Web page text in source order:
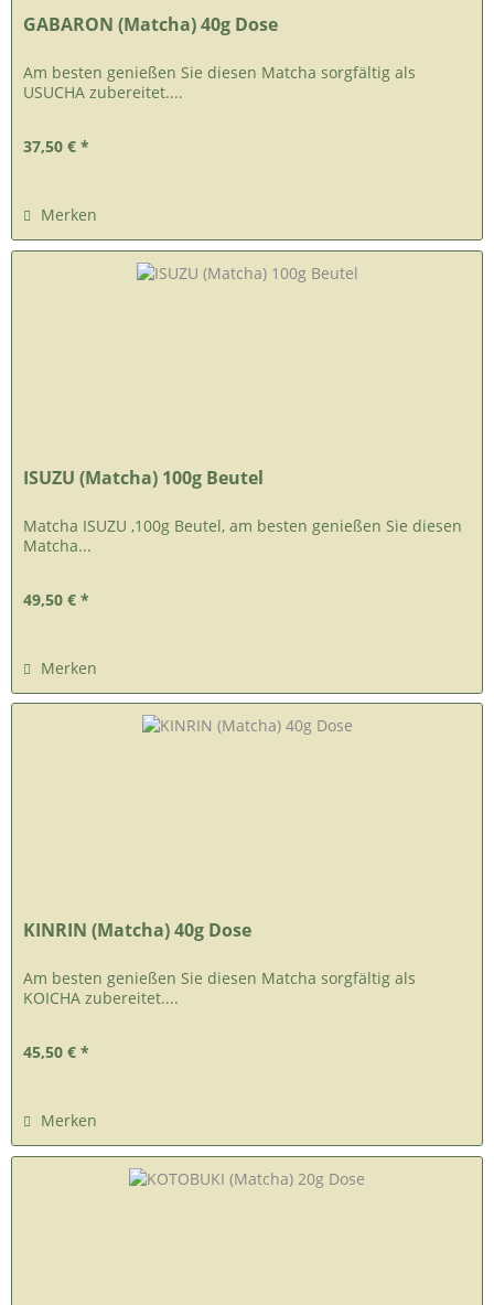
GABARON (Matcha) 40g Dose
Am besten genießen Sie diesen Matcha sorgfältig als
USUCHA zubereitet....
37,50 € *
Merken
ISUZU (Matcha) 100g Beutel
Matcha ISUZU ,100g Beutel, am besten genießen Sie diesen
Matcha...
49,50 € *
Merken
KINRIN (Matcha) 40g Dose
Am besten genießen Sie diesen Matcha sorgfältig als
KOICHA zubereitet....
45,50 € *
Merken